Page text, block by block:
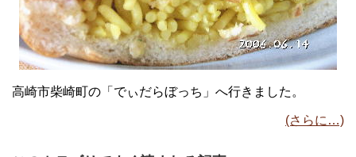
高崎市柴崎町の「でぃだらぼっち」へ行きました。
(さらに…)